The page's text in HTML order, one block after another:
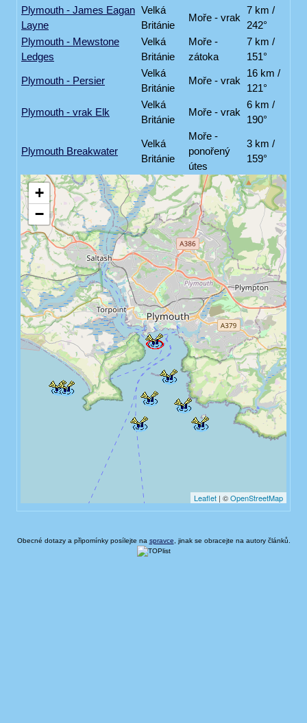
Plymouth - James Eagan
Layne
Velká
Británie
Moře - vrak
7 km /
242°
Plymouth - Mewstone
Ledges
Velká
Británie
Moře -
zátoka
7 km /
151°
Plymouth - Persier
Velká
Británie
Moře - vrak
16 km /
121°
Plymouth - vrak Elk
Velká
Británie
Moře - vrak
6 km /
190°
Plymouth Breakwater
Velká
Británie
Moře -
ponořený
útes
3 km /
159°
Obecné dotazy a připomínky posílejte na spravce , jinak se obracejte na autory článků.